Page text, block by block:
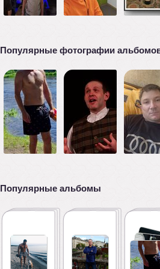
Популярные фотографии
Популярные альбомы